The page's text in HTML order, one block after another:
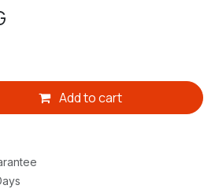
Add to cart